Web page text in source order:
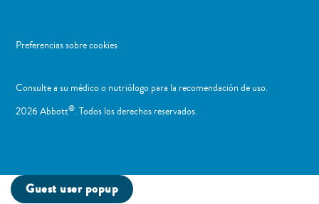
Preferencias sobre cookies
Consulte a su médico o nutriólogo para la recomendación de uso. ​
2026 Abbott®. Todos los derechos reservados.
Guest user popup